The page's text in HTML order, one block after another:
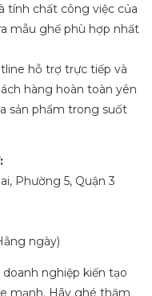
tính chất công việc của
mẫu ghế phù hợp nhất
hỗ trợ trực tiếp và
hàng hoàn toàn yên
sản phẩm trong suốt
Phường 5, Quận 3
ngày)
nghiệp kiến tạo
mạnh. Hãy ghé thăm